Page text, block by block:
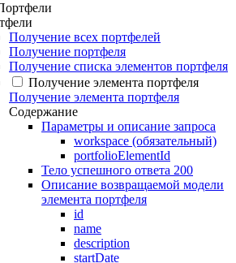
Получение всех портфелей
Получение портфеля
Получение списка элементов портфеля
Получение элемента портфеля
Получение элемента портфеля
Содержание
Параметры и описание запроса
workspace (обязательный)
portfolioElementId
Тело успешного ответа 200
Описание возвращаемой модели
элемента портфеля
id
name
description
startDate